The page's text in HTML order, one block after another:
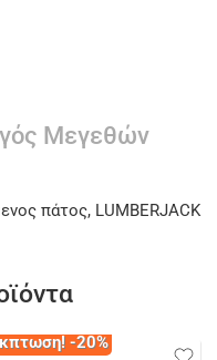
Μεγεθών
πάτος, LUMBERJACK
-20%